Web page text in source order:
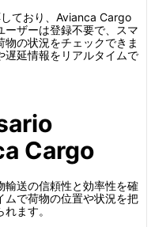
ており、Avianca Cargo
ザーは登録不要で、スマ
の状況をチェックできま
遅延情報をリアルタイムで
Cargo
輸送の信頼性と効率性を確
ムで荷物の位置や状況を把
ます。